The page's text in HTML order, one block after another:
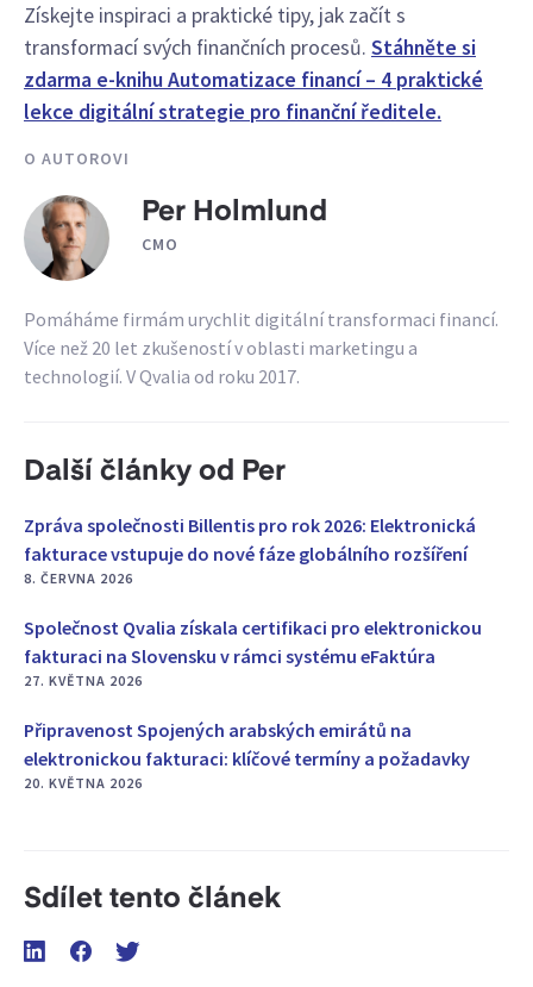
Získejte inspiraci a praktické tipy, jak začít s
transformací svých finančních procesů. Stáhněte si
zdarma e-knihu Automatizace financí – 4 praktické
lekce digitální strategie pro finanční ředitele.
O AUTOROVI
Per Holmlund
CMO
Pomáháme firmám urychlit digitální transformaci financí.
Více než 20 let zkušeností v oblasti marketingu a
technologií. V Qvalia od roku 2017.
Další články od Per
Zpráva společnosti Billentis pro rok 2026: Elektronická
fakturace vstupuje do nové fáze globálního rozšíření
8. ČERVNA 2026
Společnost Qvalia získala certifikaci pro elektronickou
fakturaci na Slovensku v rámci systému eFaktúra
27. KVĚTNA 2026
Připravenost Spojených arabských emirátů na
elektronickou fakturaci: klíčové termíny a požadavky
20. KVĚTNA 2026
Sdílet tento článek